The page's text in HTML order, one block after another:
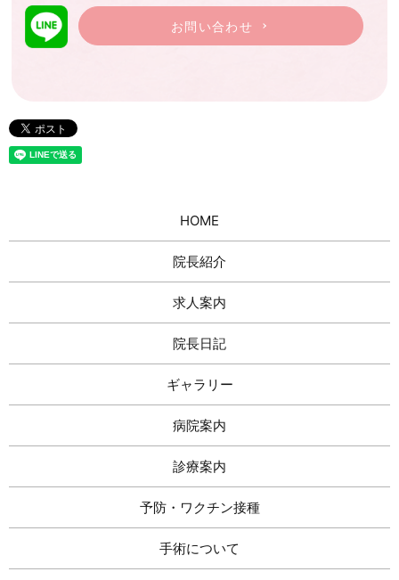
お問い合わせ
HOME
院長紹介
求人案内
院長日記
ギャラリー
病院案内
診療案内
予防・ワクチン接種
手術について